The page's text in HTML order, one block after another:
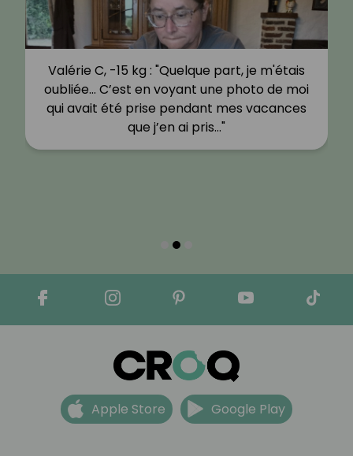
Valérie C, -15 kg : "Quelque part, je m'étais
oubliée… C’est en voyant une photo de moi
qui avait été prise pendant mes vacances
que j’en ai pris…"
Apple Store Google Play